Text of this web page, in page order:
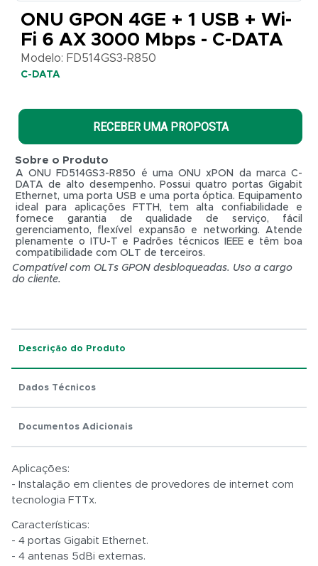
3000
Mbps
C-
FD514GS3-
C-
DATA
ONU GPON 4GE + 1 USB + Wi-
Fi 6 AX 3000 Mbps - C-DATA
Modelo: FD514GS3-R850
C-DATA
RECEBER UMA PROPOSTA
R$ 0,01
Total:
R$ 0,01
Sobre o Produto
A ONU FD514GS3-R850 é uma ONU xPON da marca C-
DATA de alto desempenho. Possui quatro portas Gigabit
Ethernet, uma porta USB e uma porta óptica. Equipamento
ideal para aplicações FTTH, tem alta confiabilidade e
fornece garantia de qualidade de serviço, fácil
gerenciamento, flexível expansão e networking. Atende
plenamente o ITU-T e Padrões técnicos IEEE e têm boa
compatibilidade com OLT de terceiros.
Compatível com OLTs GPON desbloqueadas. Uso a cargo
do cliente.
Descrição do Produto
Dados Técnicos
Documentos Adicionais
Aplicações:
- Instalação em clientes de provedores de internet com
tecnologia FTTx.
Características:
- 4 portas Gigabit Ethernet.
- 4 antenas 5dBi externas.